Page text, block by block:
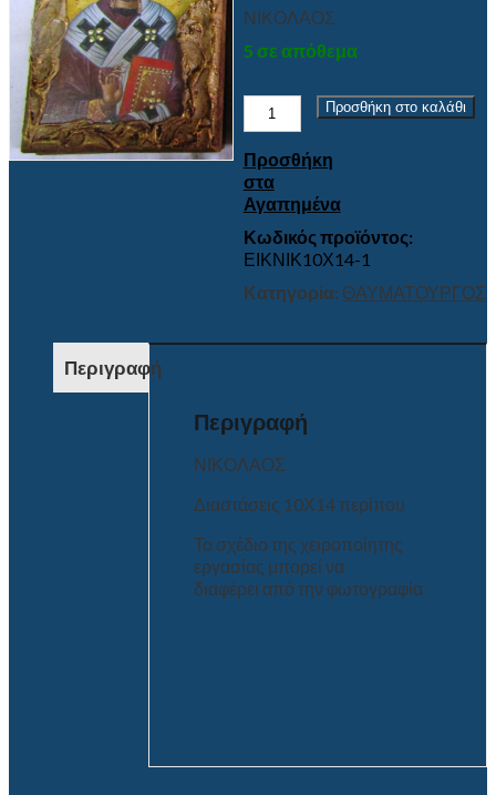
ΝΙΚΟΛΑΟΣ
5 σε απόθεμα
ΝΙΚΟΛΑΟΣ
ποσότητα
Προσθήκη στο καλάθι
Προσθήκη
στα
Αγαπημένα
Κωδικός προϊόντος:
ΕΙΚΝΙΚ10Χ14-1
Κατηγορία: ΘΑΥΜΑΤΟΥΡΓΟΣ
Περιγραφή
Περιγραφή
ΝΙΚΟΛΑΟΣ
Διαστάσεις 10Χ14 περίπου
Το σχέδιο της χειροποίητης
εργασίας μπορεί να
διαφέρει από την φωτογραφία